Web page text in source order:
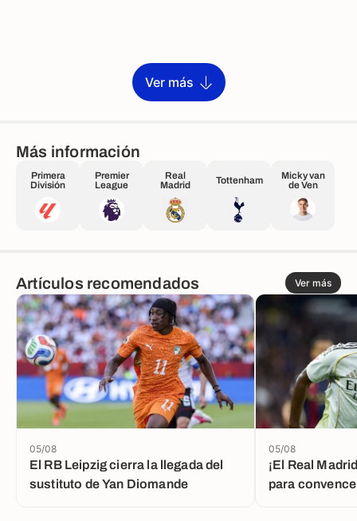
Ver más
Más información
Primera
División
Premier
League
Real
Madrid
Tottenham
Micky van
de Ven
Artículos recomendados Ver más
El RB Leipzig cierra la llegada del
sustituto de Yan Diomande
05/08
¡El Real
para
05/08